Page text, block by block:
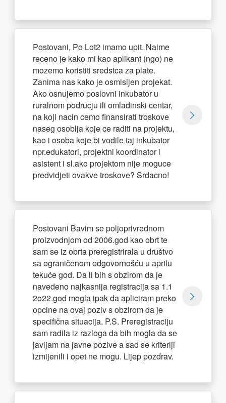
Postovani, Po Lot2 imamo upit. Naime
receno je kako mi kao aplikant (ngo) ne
mozemo koristiti sredstca za plate.
Zanima nas kako je osmisljen projekat.
Ako osnujemo poslovni inkubator u
ruralnom podrucju ili omladinski centar,
na koji nacin cemo finansirati troskove
naseg osoblja koje ce raditi na projektu,
kao i osoba koje bi vodile taj inkubator
npr.edukatori, projektni koordinator i
asistent i sl.ako projektom nije moguce
predvidjeti ovakve troskove? Srdacno!
Postovani Bavim se poljoprivrednom
proizvodnjom od 2006.god kao obrt te
sam se iz obrta preregistrirala u društvo
sa ograničenom odgovornošću u aprilu
tekuće god. Da li bih s obzirom da je
navedeno najkasnija registracija sa 1.1
2o22.god mogla ipak da apliciram preko
opcine na ovaj poziv s obzirom da je
specifična situacija. P.S. Preregistraciju
sam radila iz razloga da bih mogla da se
javljam na javne pozive a sad se kriteriji
izmijenili i opet ne mogu. Lijep pozdrav.